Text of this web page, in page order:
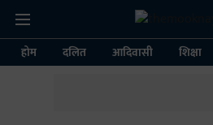
होम दलित आदिवासी शिक्षा